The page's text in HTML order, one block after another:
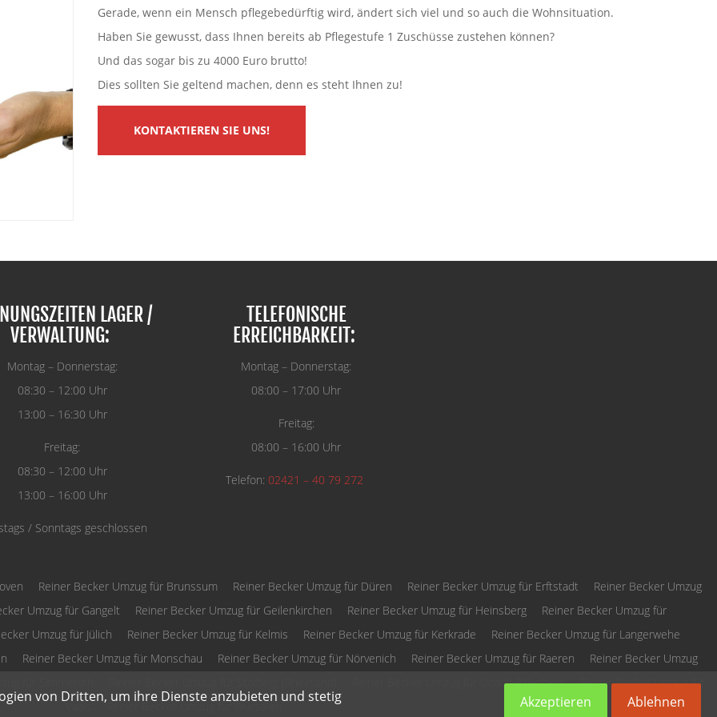
Gerade, wenn ein Mensch pflegebedürftig wird, ändert sich viel und so auch die Wohnsituation.
Haben Sie gewusst, dass Ihnen bereits ab Pflegestufe 1 Zuschüsse zustehen können?
Und das sogar bis zu 4000 Euro brutto!
Dies sollten Sie geltend machen, denn es steht Ihnen zu!
KONTAKTIEREN SIE UNS!
LAGER /
VERWALTUNG:
Montag – Donnerstag:
08:30 – 12:00 Uhr
13:00 – 16:30 Uhr
Freitag:
08:30 – 12:00 Uhr
13:00 – 16:00 Uhr
/ Sonntags geschlossen
TELEFONISCHE
ERREICHBARKEIT:
Montag – Donnerstag:
08:00 – 17:00 Uhr
Freitag:
08:00 – 16:00 Uhr
Telefon: 02421 – 40 79 272
Reiner Becker Umzug für Brunssum Reiner Becker Umzug für Düren Reiner Becker Umzug für Erftstadt
Reiner Becker Umzug
Umzug für Gangelt
Reiner Becker Umzug für Geilenkirchen Reiner Becker Umzug für Heinsberg
Reiner Becker Umzug für
Umzug für Jülich
Reiner Becker Umzug für Kelmis Reiner Becker Umzug für Kerkrade
Reiner Becker Umzug für Langerwehe
Reiner Becker Umzug für Monschau Reiner Becker Umzug für Nörvenich Reiner Becker Umzug für Raeren
Reiner Becker Umzug
Reiner Becker Umzug für Übach Palenberg
Reiner Becker Umzug für
Vaals
Reiner Becker Umzug für Würselen
von Dritten, um ihre Dienste anzubieten und stetig
Akzeptieren Ablehnen